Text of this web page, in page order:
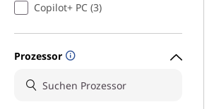
Copilot+ PC (3)
Prozessor